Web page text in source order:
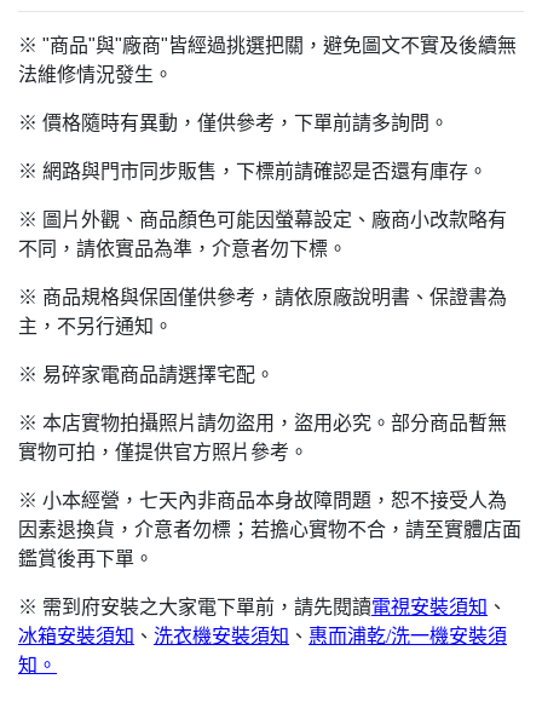
※ "商品"與"廠商"皆經過挑選把關，避免圖文不實及後續無
法維修情況發生。
※ 價格隨時有異動，僅供參考，下單前請多詢問。
※ 網路與門市同步販售，下標前請確認是否還有庫存。
※ 圖片外觀、商品顏色可能因螢幕設定、廠商小改款略有
不同，請依實品為準，介意者勿下標。
※ 商品規格與保固僅供參考，請依原廠說明書、保證書為
主，不另行通知。
※ 易碎家電商品請選擇宅配。
※ 本店實物拍攝照片請勿盜用，盜用必究。部分商品暫無
實物可拍，僅提供官方照片參考。
※ 小本經營，七天內非商品本身故障問題，恕不接受人為
因素退換貨，介意者勿標；若擔心實物不合，請至實體店面
鑑賞後再下單。
※ 需到府安裝之大家電下單前，請先閱讀電視安裝須知 、
冰箱安裝須知 、 洗衣機安裝須知 、 惠而浦乾/洗一機安裝須
知。